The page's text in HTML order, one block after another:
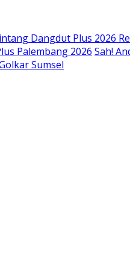
Dangdut Plus 2026
Palembang 2026 Sah!
Sumsel